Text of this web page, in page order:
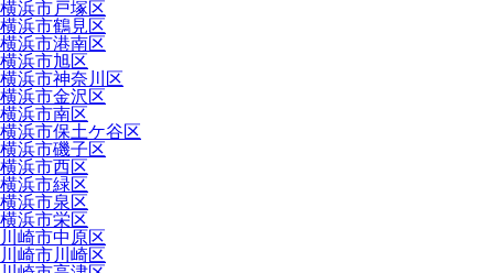
横浜市戸塚区
横浜市鶴見区
横浜市港南区
横浜市旭区
横浜市神奈川区
横浜市金沢区
横浜市南区
横浜市保土ケ谷区
横浜市磯子区
横浜市西区
横浜市緑区
横浜市泉区
横浜市栄区
川崎市中原区
川崎市川崎区